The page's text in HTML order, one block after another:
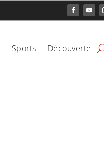
Sports Découverte